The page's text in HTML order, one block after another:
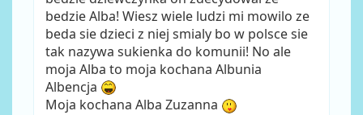
bedzie Alba! Wiesz wiele ludzi mi mowilo ze
beda sie dzieci z niej smialy bo w polsce sie
tak nazywa sukienka do komunii! No ale
moja Alba to moja kochana Albunia
Albencja
Moja kochana Alba Zuzanna